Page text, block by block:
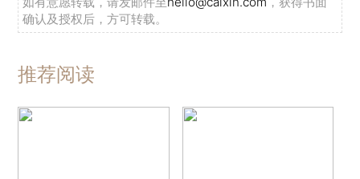
确认及授权后，方可转载。
推荐阅读